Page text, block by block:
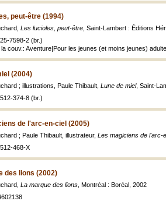
peut-être (1994)
Les lucioles, peut-être , Saint-Lambert : Éditions
7598-2 (br.)
couv.: Aventure|Pour les jeunes (et moins jeunes)
(2004)
; illustrations, Paule Thibault, Lune de miel, Saint-
374-8 (br.)
de l'arc-en-ciel (2005)
; Paule Thibault, illustrateur, Les magiciens de l'arc-
468-X
des lions (2002)
La marque des lions , Montréal : Boréal, 2002